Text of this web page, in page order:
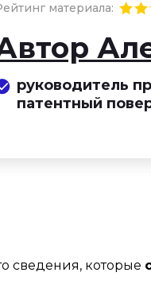
материала:
руководитель
патентный
сведения, которые